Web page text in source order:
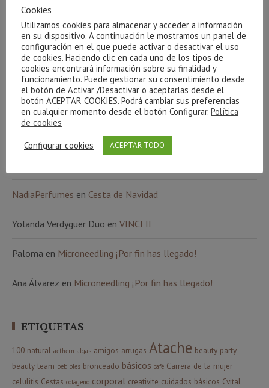
¡¡¡Sorteo!!!
Microneedling ¡Por fin has llegado!
VINCI II
El peeling químico Dermic+ está de moda
COMENTARIOS RECIENTES
NadiaPerfumes en Cesta de Navidad
Yolanda Verdyguer Duo en VINCI II
Paloma en Microneedling ¡Por fin has llegado!
Ana Álvarez en Microneedling ¡Por fin has llegado!
ETIQUETAS
100 natural aethern algas amigos arrugas Atache beauty party
beauty team bebibles bronceado básicos café Carrera de la mujer
celulitis Cestas colágeno corporal creativite cuidados básicos Cvital
Cookies
Utilizamos cookies para almacenar y acceder a información
en su dispositivo. A continuación le mostramos un panel de
configuración en el que puede activar o desactivar el uso
de cookies. Haciendo clic en cada uno de los tipos de
cookies encontrará información sobre su finalidad y
funcionamiento. Puede gestionar su consentimiento desde
el botón de Activar /Desactivar o aceptarlas desde el
botón ACEPTAR COOKIES. Podrá cambiar sus preferencias
en cualquier momento desde el botón Configurar. Política
de cookies
Configurar cookies
ACEPTAR TODO